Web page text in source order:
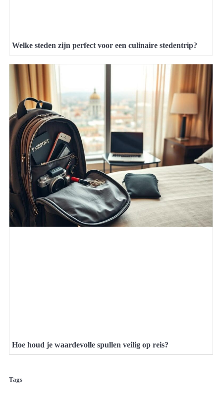
Welke steden zijn perfect voor een culinaire stedentrip?
Hoe houd je waardevolle spullen veilig op reis?
Tags